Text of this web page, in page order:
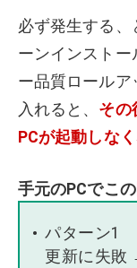
必ず発生する、
ーンインストー
ー品質ロールア
入れると、 その
PCが起動しな
手元のPCでこ
パターン1
更新に失敗